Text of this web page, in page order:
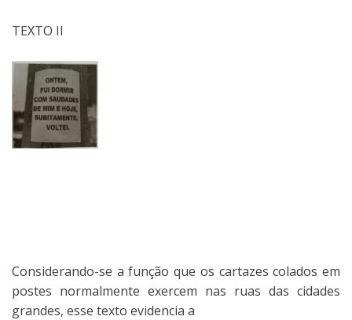
TEXTO II
Considerando-se a função que os cartazes colados em
postes normalmente exercem nas ruas das cidades
grandes, esse texto evidencia a